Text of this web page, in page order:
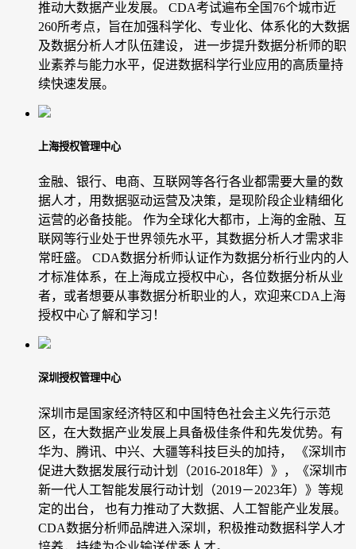
推动大数据产业发展。 CDA考试遍布全国76个城市近
260所考点，旨在加强科学化、专业化、体系化的大数据
及数据分析人才队伍建设， 进一步提升数据分析师的职
业素养与能力水平，促进数据科学行业应用的高质量持
续快速发展。
上海授权管理中心
金融、银行、电商、互联网等各行各业都需要大量的数
据人才，用数据驱动运营及决策，是现阶段企业精细化
运营的必备技能。 作为全球化大都市，上海的金融、互
联网等行业处于世界领先水平，其数据分析人才需求非
常旺盛。 CDA数据分析师认证作为数据分析行业内的人
才标准体系，在上海成立授权中心，各位数据分析从业
者，或者想要从事数据分析职业的人，欢迎来CDA上海
授权中心了解和学习！
深圳授权管理中心
深圳市是国家经济特区和中国特色社会主义先行示范
区，在大数据产业发展上具备极佳条件和先发优势。有
华为、腾讯、中兴、大疆等科技巨头的加持， 《深圳市
促进大数据发展行动计划（2016-2018年）》，《深圳市
新一代人工智能发展行动计划（2019－2023年）》等规
定的出台， 也有力推动了大数据、人工智能产业发展。
CDA数据分析师品牌进入深圳，积极推动数据科学人才